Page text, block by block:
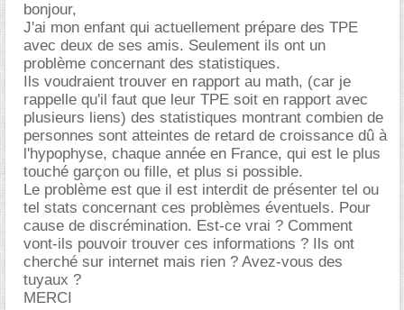
bonjour,
J'ai mon enfant qui actuellement prépare des TPE
avec deux de ses amis. Seulement ils ont un
problème concernant des statistiques.
Ils voudraient trouver en rapport au math, (car je
rappelle qu'il faut que leur TPE soit en rapport avec
plusieurs liens) des statistiques montrant combien de
personnes sont atteintes de retard de croissance dû à
l'hypophyse, chaque année en France, qui est le plus
touché garçon ou fille, et plus si possible.
Le problème est que il est interdit de présenter tel ou
tel stats concernant ces problèmes éventuels. Pour
cause de discrémination. Est-ce vrai ? Comment
vont-ils pouvoir trouver ces informations ? Ils ont
cherché sur internet mais rien ? Avez-vous des
tuyaux ?
MERCI